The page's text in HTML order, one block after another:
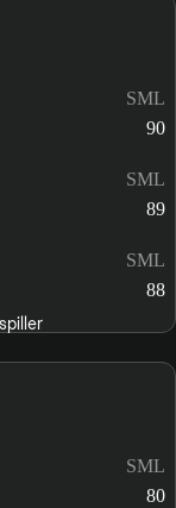
SML
90
SML
89
SML
88
SML
80